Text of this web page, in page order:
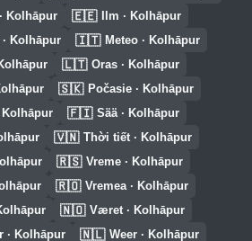
Kolhāpur 🇪🇪 Ilm · Kolhāpur
Kolhāpur 🇮🇹 Meteo · Kolhāpur
🇱🇹 Oras · Kolhāpur
🇸🇰 Počasie · Kolhāpur
Kolhāpur 🇫🇮 Sää · Kolhāpur
🇻🇳 Thời tiết · Kolhāpur
🇷🇸 Vreme · Kolhāpur
🇷🇴 Vremea · Kolhāpur
🇳🇴 Været · Kolhāpur
· Kolhāpur 🇳🇱 Weer · Kolhāpur